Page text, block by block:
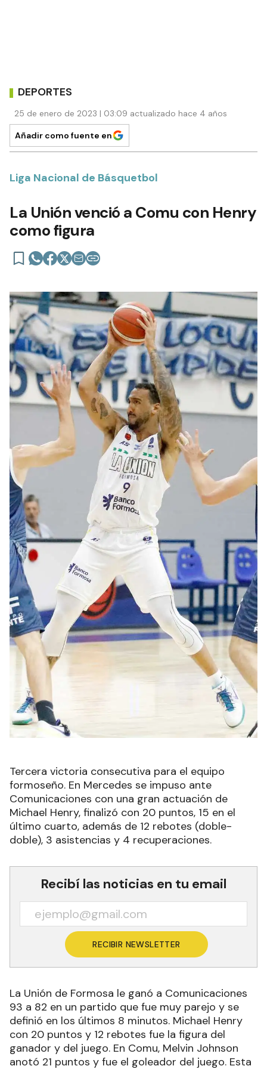
DEPORTES
25 de enero de 2023 | 03:09 actualizado hace 4 años
Añadir como fuente en
Liga Nacional de Básquetbol
La Unión venció a Comu con Henry
como figura
Tercera victoria consecutiva para el equipo
formoseño. En Mercedes se impuso ante
Comunicaciones con una gran actuación de
Michael Henry, finalizó con 20 puntos, 15 en el
último cuarto, además de 12 rebotes (doble-
doble), 3 asistencias y 4 recuperaciones.
Recibí las noticias en tu email
RECIBIR NEWSLETTER
La Unión de Formosa le ganó a Comunicaciones
93 a 82 en un partido que fue muy parejo y se
definió en los últimos 8 minutos. Michael Henry
con 20 puntos y 12 rebotes fue la figura del
ganador y del juego. En Comu, Melvin Johnson
anotó 21 puntos y fue el goleador del juego. Esta